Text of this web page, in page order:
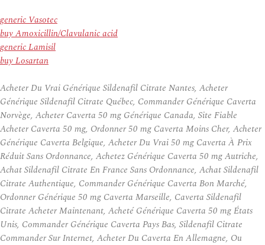
generic Vasotec
buy Amoxicillin/Clavulanic acid
generic Lamisil
buy Losartan
Acheter Du Vrai Générique Sildenafil Citrate Nantes, Acheter
Générique Sildenafil Citrate Québec, Commander Générique Caverta
Norvège, Acheter Caverta 50 mg Générique Canada, Site Fiable
Acheter Caverta 50 mg, Ordonner 50 mg Caverta Moins Cher, Acheter
Générique Caverta Belgique, Acheter Du Vrai 50 mg Caverta À Prix
Réduit Sans Ordonnance, Achetez Générique Caverta 50 mg Autriche,
Achat Sildenafil Citrate En France Sans Ordonnance, Achat Sildenafil
Citrate Authentique, Commander Générique Caverta Bon Marché,
Ordonner Générique 50 mg Caverta Marseille, Caverta Sildenafil
Citrate Acheter Maintenant, Acheté Générique Caverta 50 mg États
Unis, Commander Générique Caverta Pays Bas, Sildenafil Citrate
Commander Sur Internet, Acheter Du Caverta En Allemagne, Ou